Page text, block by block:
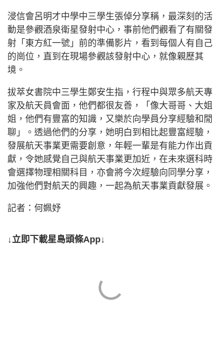
浸信會呂明才中學中三學生張倬分享稱，最深刻的活
動是參觀酒泉衛星發射中心，事前他們觀看了有關發
射「東方紅一號」前的準備影片，看到每個人有自己
的崗位，直到在現場參觀該發射中心，就像親歷其
境。
拔萃女書院中三學生鄭安生指，行程中與眾多航天專
家及航天員會面，他們都很友善，「像大哥哥、大姐
姐，他們有豐富的知識，又樂於向學員分享經驗和閒
聊」。透過他們的分享，她明白到相比起豐富經驗，
發展航天事業更需要創意，年輕一輩是有能力作出貢
獻，令她感覺自己與航天事業更加近，在未來選科時
會選擇物理相關科目，亦會將今次經驗向同學分享，
加強他們對航天的興趣，一起為航天事業貢獻發展。
記者：何姵妤
↓立即下載星島頭條App↓